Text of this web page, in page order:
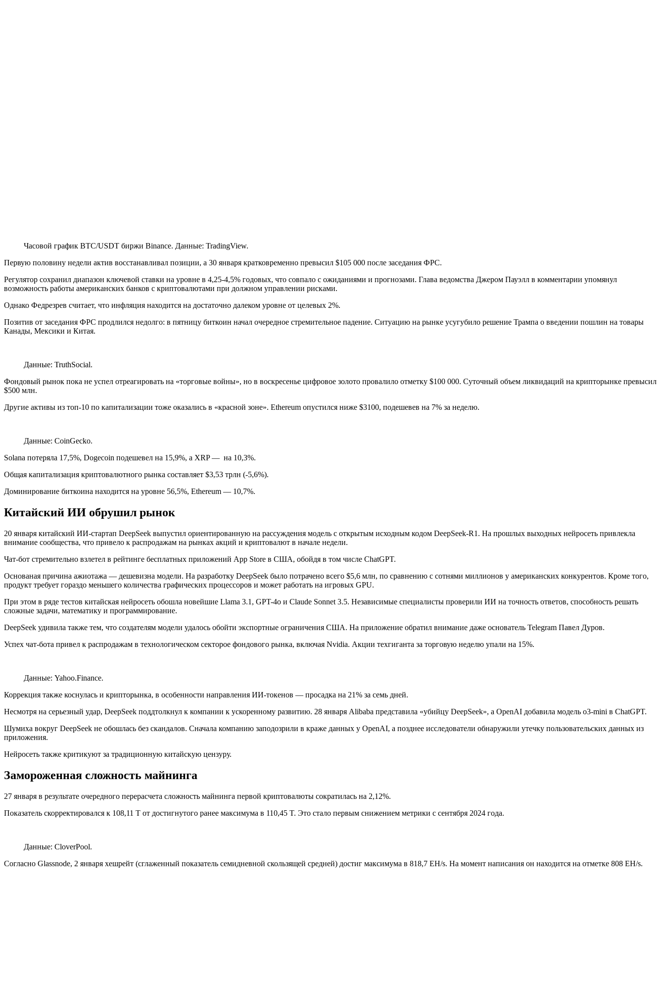
Часовой график BTC/USDT биржи Binance. Данные: TradingView.
Первую половину недели актив восстанавливал позиции, а 30 января кратковременно превысил $105 000 после заседания ФРС.
Регулятор сохранил диапазон ключевой ставки на уровне в 4,25-4,5% годовых, что совпало с ожиданиями и прогнозами. Глава ведомства Джером Пауэлл в комментарии упомянул
возможность работы американских банков с криптовалютами при должном управлении рисками.
Однако Федрезрев считает, что инфляция находится на достаточно далеком уровне от целевых 2%.
Позитив от заседания ФРС продлился недолго: в пятницу биткоин начал очередное стремительное падение. Ситуацию на рынке усугубило решение Трампа о введении пошлин на товары
Канады, Мексики и Китая.
Данные: TruthSocial.
Фондовый рынок пока не успел отреагировать на «торговые войны», но в воскресенье цифровое золото провалило отметку $100 000. Суточный объем ликвидаций на крипторынке превысил
$500 млн.
Другие активы из топ-10 по капитализации тоже оказались в «красной зоне». Ethereum опустился ниже $3100, подешевев на 7% за неделю.
Данные: CoinGecko.
Solana потеряла 17,5%, Dogecoin подешевел на 15,9%, а XRP — на 10,3%.
Общая капитализация криптовалютного рынка составляет $3,53 трлн (-5,6%).
Доминирование биткоина находится на уровне 56,5%, Ethereum — 10,7%.
Китайский ИИ обрушил рынок
20 января китайский ИИ-стартап DeepSeek выпустил ориентированную на рассуждения модель с открытым исходным кодом DeepSeek-R1. На прошлых выходных нейросеть привлекла
внимание сообщества, что привело к распродажам на рынках акций и криптовалют в начале недели.
Чат-бот стремительно взлетел в рейтинге бесплатных приложений App Store в США, обойдя в том числе ChatGPT.
Основаная причина ажиотажа — дешевизна модели. На разработку DeepSeek было потрачено всего $5,6 млн, по сравнению с сотнями миллионов у американских конкурентов. Кроме того,
продукт требует гораздо меньшего количества графических процессоров и может работать на игровых GPU.
При этом в ряде тестов китайская нейросеть обошла новейшие Llama 3.1, GPT-4o и Claude Sonnet 3.5. Независимые специалисты проверили ИИ на точность ответов, способность решать
сложные задачи, математику и программирование.
DeepSeek удивила также тем, что создателям модели удалось обойти экспортные ограничения США. На приложение обратил внимание даже основатель Telegram Павел Дуров.
Успех чат-бота привел к распродажам в технологическом секторое фондового рынка, включая Nvidia. Акции техгиганта за торговую неделю упали на 15%.
Данные: Yahoo.Finance.
Коррекция также коснулась и крипторынка, в особенности направления ИИ-токенов — просадка на 21% за семь дней.
Несмотря на серьезный удар, DeepSeek поддтолкнул к компании к ускоренному развитию. 28 января Alibaba представила «убийцу DeepSeek», а OpenAI добавила модель o3-mini в ChatGPT.
Шумиха вокруг DeepSeek не обошлась без скандалов. Сначала компанию заподозрили в краже данных у OpenAI, а позднее исследователи обнаружили утечку пользовательских данных из
приложения.
Нейросеть также критикуют за традиционную китайскую цензуру.
Замороженная сложность майнинга
27 января в результате очередного перерасчета сложность майнинга первой криптовалюты сократилась на 2,12%.
Показатель скорректировался к 108,11 Т от достигнутого ранее максимума в 110,45 T. Это стало первым снижением метрики с сентября 2024 года.
Данные: CloverPool.
Согласно Glassnode, 2 января хешрейт (сглаженный показатель семидневной скользящей средней) достиг максимума в 818,7 EH/s. На момент написания он находится на отметке 808 EH/s.